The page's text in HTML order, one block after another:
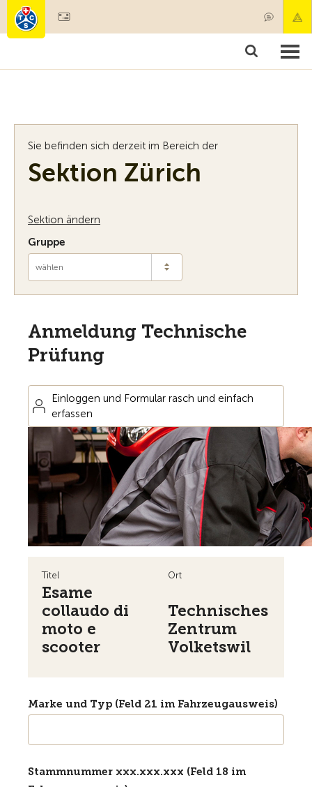
Sie befinden sich derzeit im Bereich der
Sektion Zürich
Sektion ändern
Gruppe
wählen
Anmeldung Technische
Prüfung
Einloggen und Formular rasch und einfach
erfassen
Titel Ort
Esame
collaudo di
moto e
scooter
Technisches
Zentrum
Volketswil
Marke und Typ (Feld 21 im Fahrzeugausweis)
Stammnummer xxx.xxx.xxx (Feld 18 im